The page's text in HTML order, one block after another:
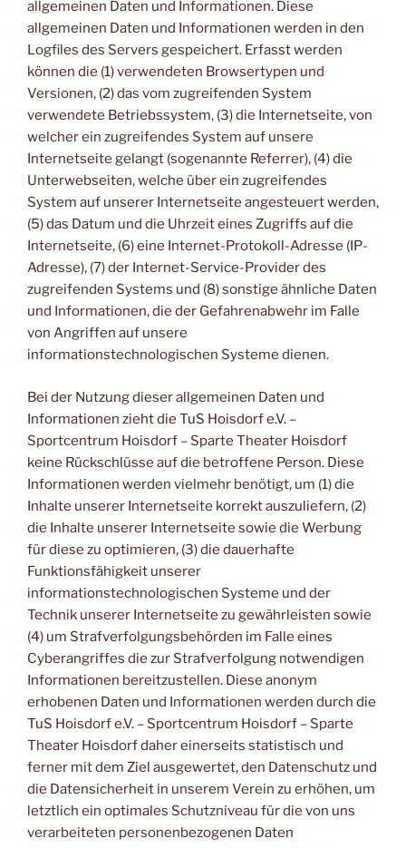
allgemeinen Daten und Informationen. Diese
allgemeinen Daten und Informationen werden in den
Logfiles des Servers gespeichert. Erfasst werden
können die (1) verwendeten Browsertypen und
Versionen, (2) das vom zugreifenden System
verwendete Betriebssystem, (3) die Internetseite, von
welcher ein zugreifendes System auf unsere
Internetseite gelangt (sogenannte Referrer), (4) die
Unterwebseiten, welche über ein zugreifendes
System auf unserer Internetseite angesteuert werden,
(5) das Datum und die Uhrzeit eines Zugriffs auf die
Internetseite, (6) eine Internet-Protokoll-Adresse (IP-
Adresse), (7) der Internet-Service-Provider des
zugreifenden Systems und (8) sonstige ähnliche Daten
und Informationen, die der Gefahrenabwehr im Falle
von Angriffen auf unsere
informationstechnologischen Systeme dienen.
Bei der Nutzung dieser allgemeinen Daten und
Informationen zieht die TuS Hoisdorf e.V. –
Sportcentrum Hoisdorf – Sparte Theater Hoisdorf
keine Rückschlüsse auf die betroffene Person. Diese
Informationen werden vielmehr benötigt, um (1) die
Inhalte unserer Internetseite korrekt auszuliefern, (2)
die Inhalte unserer Internetseite sowie die Werbung
für diese zu optimieren, (3) die dauerhafte
Funktionsfähigkeit unserer
informationstechnologischen Systeme und der
Technik unserer Internetseite zu gewährleisten sowie
(4) um Strafverfolgungsbehörden im Falle eines
Cyberangriffes die zur Strafverfolgung notwendigen
Informationen bereitzustellen. Diese anonym
erhobenen Daten und Informationen werden durch die
TuS Hoisdorf e.V. – Sportcentrum Hoisdorf – Sparte
Theater Hoisdorf daher einerseits statistisch und
ferner mit dem Ziel ausgewertet, den Datenschutz und
die Datensicherheit in unserem Verein zu erhöhen, um
letztlich ein optimales Schutzniveau für die von uns
verarbeiteten personenbezogenen Daten